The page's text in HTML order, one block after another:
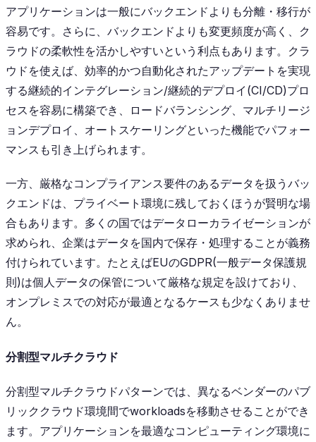
アプリケーションは一般にバックエンドよりも分離・移行が
容易です。さらに、バックエンドよりも変更頻度が高く、ク
ラウドの柔軟性を活かしやすいという利点もあります。クラ
ウドを使えば、効率的かつ自動化されたアップデートを実現
する継続的インテグレーション/継続的デプロイ(CI/CD)プロ
セスを容易に構築でき、ロードバランシング、マルチリージ
ョンデプロイ、オートスケーリングといった機能でパフォー
マンスも引き上げられます。
一方、厳格なコンプライアンス要件のあるデータを扱うバッ
クエンドは、プライベート環境に残しておくほうが賢明な場
合もあります。多くの国ではデータローカライゼーションが
求められ、企業はデータを国内で保存・処理することが義務
付けられています。たとえばEUのGDPR(一般データ保護規
則)は個人データの保管について厳格な規定を設けており、
オンプレミスでの対応が最適となるケースも少なくありませ
ん。
分割型マルチクラウド
分割型マルチクラウドパターンでは、異なるベンダーのパブ
リッククラウド環境間でworkloadsを移動させることができ
ます。アプリケーションを最適なコンピューティング環境に